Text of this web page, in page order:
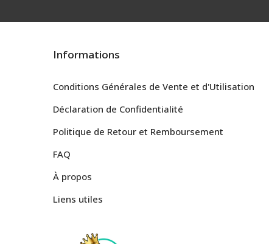
Informations
Conditions Générales de Vente et d'Utilisation
Déclaration de Confidentialité
Politique de Retour et Remboursement
FAQ
À propos
Liens utiles